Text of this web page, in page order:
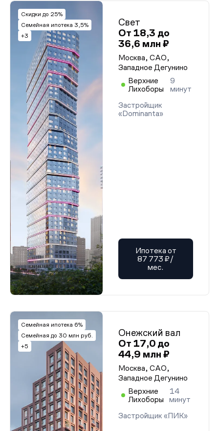
Скидки до 25%
Семейная ипотека 3,5%
+3
Свет
От 18,3 до
36,6 млн ₽
Москва, САО,
Западное Дегунино
Верхние
Лихоборы
9
минут
Застройщик
«Dominanta»
Ипотека от
87 773 ₽/
мес.
Семейная ипотека 6%
Семейная до 30 млн руб.
+5
Онежский вал
От 17,0 до
44,9 млн ₽
Москва, САО,
Западное Дегунино
Верхние
Лихоборы
14
минут
Застройщик «ПИК»